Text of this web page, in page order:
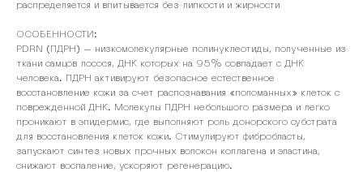
распределяется и впитывается без липкости и жирности
ОСОБЕННОСТИ:
PDRN (ПДРН) – низкомолекулярные полинуклеотиды, полученные из
ткани самцов лосося, ДНК которых на 95% совпадает с ДНК
человека. ПДРН активируют безопасное естественное
восстановление кожи за счет распознавания «поломанных» клеток с
поврежденной ДНК. Молекулы ПДРН небольшого размера и легко
проникают в эпидермис, где выполняют роль донорского субстрата
для восстановления клеток кожи. Стимулируют фибробласты,
запускают синтез новых прочных волокон коллагена и эластина,
снижают воспаление, ускоряют регенерацию.